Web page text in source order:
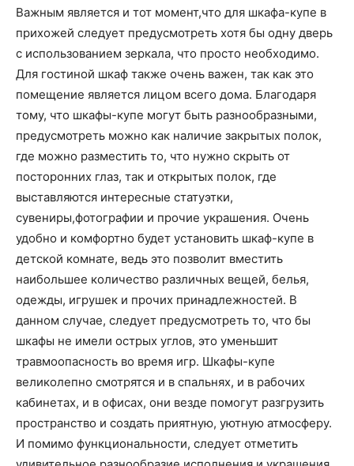
Важным является и тот момент,что для шкафа-купе в
прихожей следует предусмотреть хотя бы одну дверь
с использованием зеркала, что просто необходимо.
Для гостиной шкаф также очень важен, так как это
помещение является лицом всего дома. Благодаря
тому, что шкафы-купе могут быть разнообразными,
предусмотреть можно как наличие закрытых полок,
где можно разместить то, что нужно скрыть от
посторонних глаз, так и открытых полок, где
выставляются интересные статуэтки,
сувениры,фотографии и прочие украшения. Очень
удобно и комфортно будет установить шкаф-купе в
детской комнате, ведь это позволит вместить
наибольшее количество различных вещей, белья,
одежды, игрушек и прочих принадлежностей. В
данном случае, следует предусмотреть то, что бы
шкафы не имели острых углов, это уменьшит
травмоопасность во время игр. Шкафы-купе
великолепно смотрятся и в спальнях, и в рабочих
кабинетах, и в офисах, они везде помогут разгрузить
пространство и создать приятную, уютную атмосферу.
И помимо функциональности, следует отметить